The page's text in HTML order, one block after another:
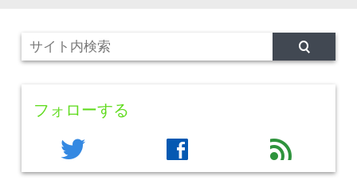
フォローする
twitter facebook feed